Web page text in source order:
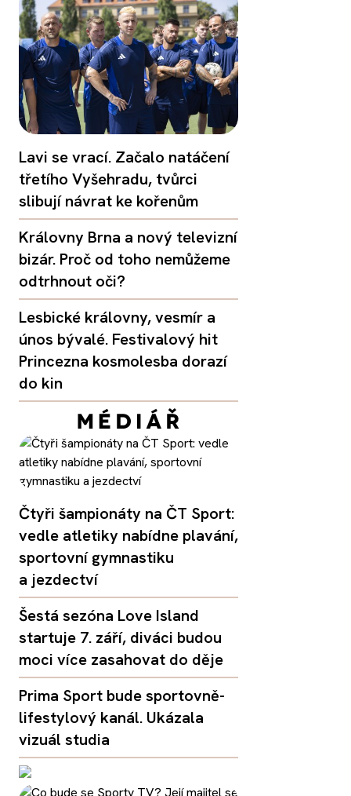
Lavi se vrací. Začalo natáčení
třetího Vyšehradu, tvůrci
slibují návrat ke kořenům
Královny Brna a nový televizní
bizár. Proč od toho nemůžeme
odtrhnout oči?
Lesbické královny, vesmír a
únos bývalé. Festivalový hit
Princezna kosmolesba dorazí
do kin
Čtyři šampionáty na ČT Sport:
vedle atletiky nabídne plavání,
sportovní gymnastiku
a jezdectví
Šestá sezóna Love Island
startuje 7. září, diváci budou
moci více zasahovat do děje
Prima Sport bude sportovně-
lifestylový kanál. Ukázala
vizuál studia